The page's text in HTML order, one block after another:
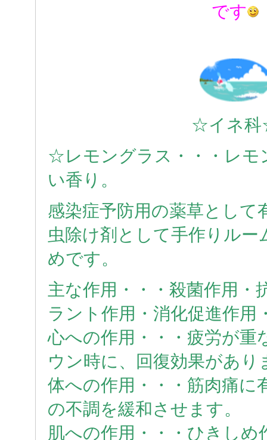
です
☆イネ
☆レモングラス・・・レモ
い香り。
感染症予防用の薬草として
虫除け剤として手作りル
めです。
主な作用・・・殺菌作用・
ラント作用・消化促進作用
心への作用・・・疲労が重
ウン時に、回復効果があり
体への作用・・・筋肉痛に
の不調を緩和させます。
肌への作用・・・ひきしめ